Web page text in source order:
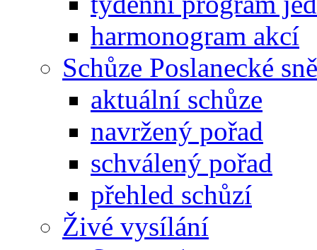
harmonogram akcí
Schůze Poslanecké
aktuální schůze
navržený pořad
schválený pořad
přehled schůzí
Živé vysílání